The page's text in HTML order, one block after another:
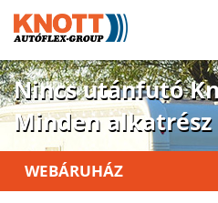
Nincs utánfutó
Minden alkatrész
WEBÁRUHÁZ